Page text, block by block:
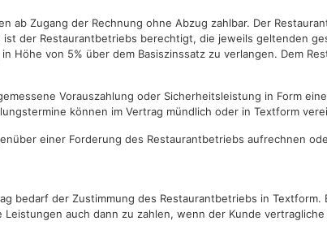
ab Zugang der Rechnung ohne Abzug zahlbar. Der
der Restaurantbetriebs berechtigt, die jeweils geltenden
von 5% über dem Basiszinssatz zu verlangen. Dem
Vorauszahlung oder Sicherheitsleistung in Form
können im Vertrag mündlich oder in Textform
einer Forderung des Restaurantbetriebs aufrechnen
bedarf der Zustimmung des Restaurantbetriebs in
auch dann zu zahlen, wenn der Kunde